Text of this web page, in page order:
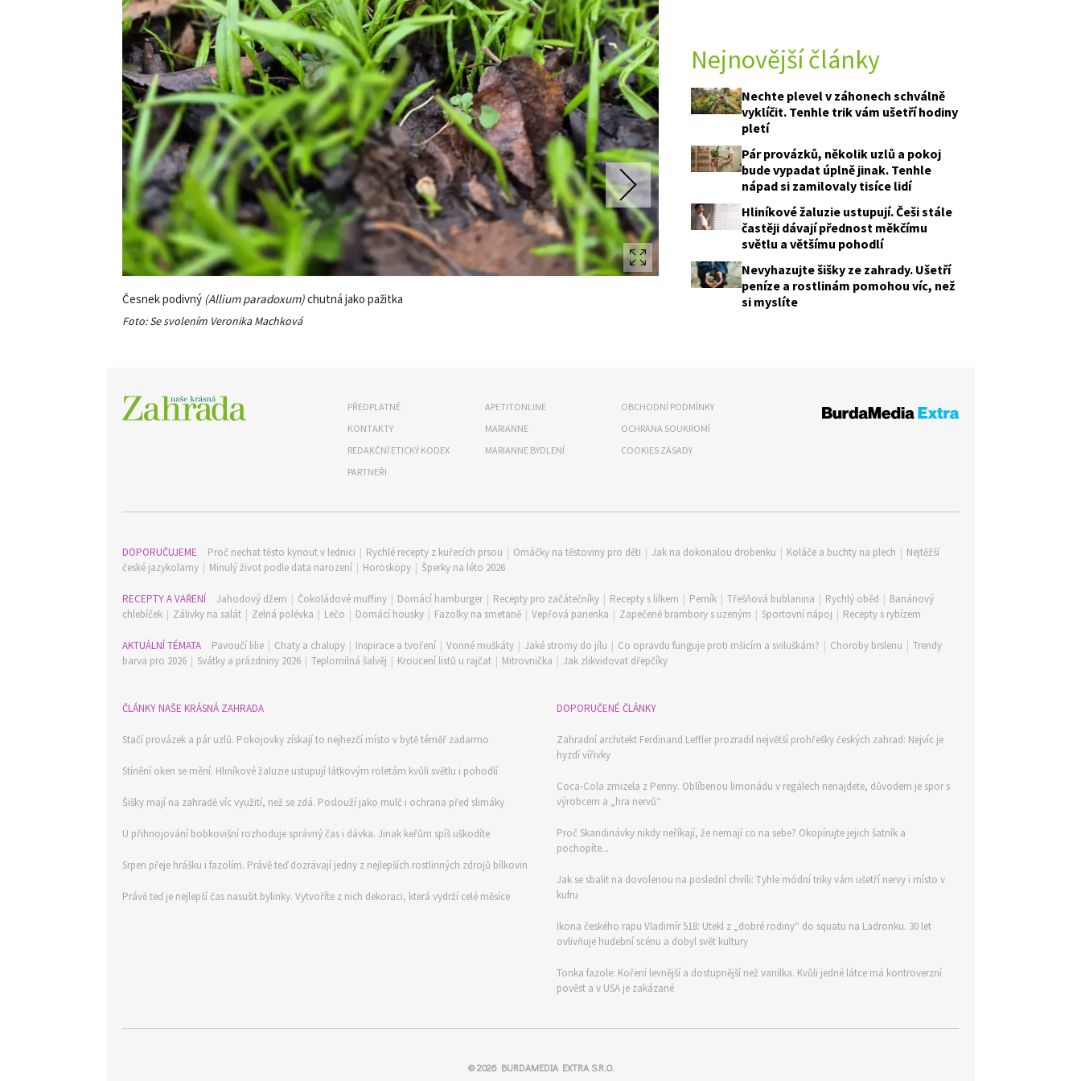
Růže
VIDEA VOLNÝ ČAS
Zahradní
turistika
Zelená
domácnost
Domácí
mazlíčci
Dekorace
Zajímavosti
SOUTĚŽTE O CENY
Česnek podivný (Allium paradoxum)chutná jako pažitka
Foto: Se svolením Veronika Machková
(Allium paradoxum)
Nejnovější články
Nechte plevel v záhonech schválně
vyklíčit. Tenhle trik vám ušetří hodiny
pletí
Pár provázků, několik uzlů a pokoj
bude vypadat úplně jinak. Tenhle
nápad si zamilovaly tisíce lidí
Hliníkové žaluzie ustupují. Češi stále
častěji dávají přednost měkčímu
světlu a většímu pohodlí
Nevyhazujte šišky ze zahrady. Ušetří
peníze a rostlinám pomohou víc, než
si myslíte
PŘEDPLATNÉ
KONTAKTY
REDAKČNÍ ETICKÝ KODEX
PARTNEŘI
APETITONLINE
MARIANNE
MARIANNE BYDLENÍ
OBCHODNÍ PODMÍNKY
OCHRANA SOUKROMÍ
COOKIES ZÁSADY
DOPORUČUJEME Proč nechat těsto kynout v lednici | Rychlé recepty z kuřecích prsou | Omáčky na těstoviny pro děti | Jak na dokonalou drobenku | Koláče a buchty na plech | Nejtěžší
české jazykolamy | Minulý život podle data narození | Horoskopy | Šperky na léto 2026
RECEPTY A VAŘENÍ Jahodový džem | Čokoládové muffiny | Domácí hamburger | Recepty pro začátečníky | Recepty s lilkem | Perník | Třešňová bublanina | Rychlý oběd | Banánový
chlebíček | Zálivky na salát | Zelná polévka | Lečo | Domácí housky | Fazolky na smetaně | Vepřová panenka | Zapečené brambory s uzeným | Sportovní nápoj | Recepty s rybízem
AKTUÁLNÍ TÉMATA Pavoučí lilie | Chaty a chalupy | Inspirace a tvoření | Vonné muškáty | Jaké stromy do jílu | Co opravdu funguje proti mšicím a sviluškám? | Choroby brslenu | Trendy
barva pro 2026 | Svátky a prázdniny 2026 | Teplomilná šalvěj | Kroucení listů u rajčat | Mitrovnička | Jak zlikvidovat dřepčíky
ČLÁNKY NAŠE KRÁSNÁ ZAHRADA
Stačí provázek a pár uzlů. Pokojovky získají to nejhezčí místo v bytě téměř zadarmo
Stínění oken se mění. Hliníkové žaluzie ustupují látkovým roletám kvůli světlu i pohodlí
Šišky mají na zahradě víc využití, než se zdá. Poslouží jako mulč i ochrana před slimáky
U přihnojování bobkovišní rozhoduje správný čas i dávka. Jinak keřům spíš uškodíte
Srpen přeje hrášku i fazolím. Právě teď dozrávají jedny z nejlepších rostlinných zdrojů bílkovin
Právě teď je nejlepší čas nasušit bylinky. Vytvoříte z nich dekoraci, která vydrží celé měsíce
DOPORUČENÉ ČLÁNKY
Zahradní architekt Ferdinand Leffler prozradil největší prohřešky českých zahrad: Nejvíc je
hyzdí vířivky
Coca-Cola zmizela z Penny. Oblíbenou limonádu v regálech nenajdete, důvodem je spor s
výrobcem a „hra nervů“
Proč Skandinávky nikdy neříkají, že nemají co na sebe? Okopírujte jejich šatník a
pochopíte...
Jak se sbalit na dovolenou na poslední chvíli: Tyhle módní triky vám ušetří nervy i místo v
kufru
Ikona českého rapu Vladimír 518: Utekl z „dobré rodiny“ do squatu na Ladronku. 30 let
ovlivňuje hudební scénu a dobyl svět kultury
Tonka fazole: Koření levnější a dostupnější než vanilka. Kvůli jedné látce má kontroverzní
pověst a v USA je zakázané
© 2026 BURDAMEDIA EXTRA S.R.O.